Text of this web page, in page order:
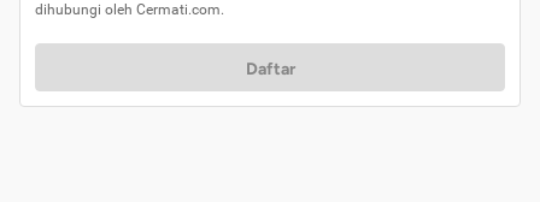
dihubungi oleh Cermati.com.
Daftar